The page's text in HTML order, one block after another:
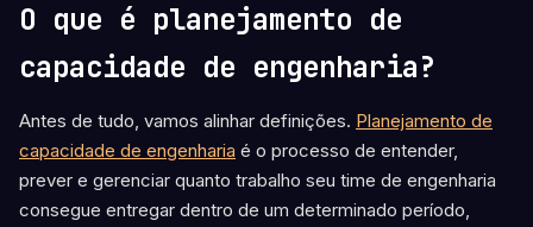
O que é planejamento de
capacidade de engenharia?
Antes de tudo, vamos alinhar definições. Planejamento de
capacidade de engenharia é o processo de entender,
prever e gerenciar quanto trabalho seu time de engenharia
consegue entregar dentro de um determinado período,